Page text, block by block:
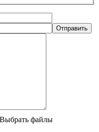
Выбрать файлы